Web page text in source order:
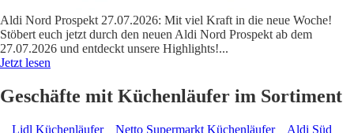
Aldi Nord Prospekt 27.07.2026: Mit viel Kraft in die neue Woche!
Stöbert euch jetzt durch den neuen Aldi Nord Prospekt ab dem
27.07.2026 und entdeckt unsere Highlights!...
Jetzt lesen
Geschäfte mit Küchenläufer im Sortiment
Lidl Küchenläufer Netto Supermarkt Küchenläufer
Aldi Süd